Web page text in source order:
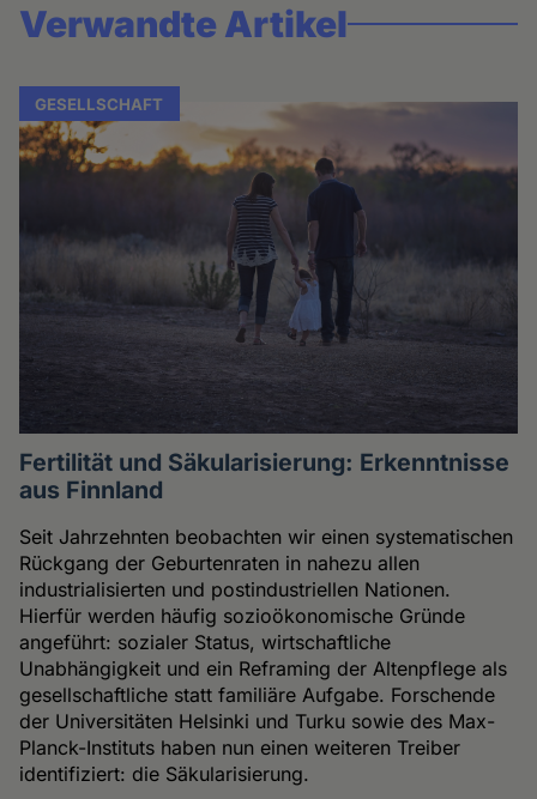
Verwandte Artikel
GESELLSCHAFT
Fertilität und Säkularisierung: Erkenntnisse
aus Finnland
Seit Jahrzehnten beobachten wir einen systematischen
Rückgang der Geburtenraten in nahezu allen
industrialisierten und postindustriellen Nationen.
Hierfür werden häufig sozioökonomische Gründe
angeführt: sozialer Status, wirtschaftliche
Unabhängigkeit und ein Reframing der Altenpflege als
gesellschaftliche statt familiäre Aufgabe. Forschende
der Universitäten Helsinki und Turku sowie des Max-
Planck-Instituts haben nun einen weiteren Treiber
identifiziert: die Säkularisierung.